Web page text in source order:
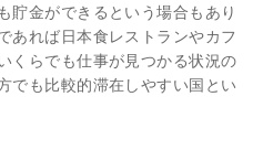
貯金ができるという場合もあり
あれば日本食レストランやカフ
くらでも仕事が見つかる状況の
でも比較的滞在しやすい国とい